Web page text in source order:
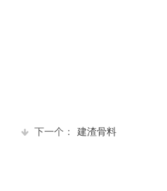
下一个： 建渣骨料